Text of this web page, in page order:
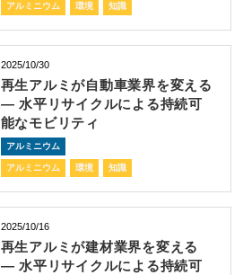
アルミニウム 環境 知識
2025/10/30
再生アルミが自動車業界を変える
― 水平リサイクルによる持続可
能なモビリティ
アルミニウム
アルミニウム 環境 知識
2025/10/16
再生アルミが建材業界を変える
― 水平リサイクルによる持続可